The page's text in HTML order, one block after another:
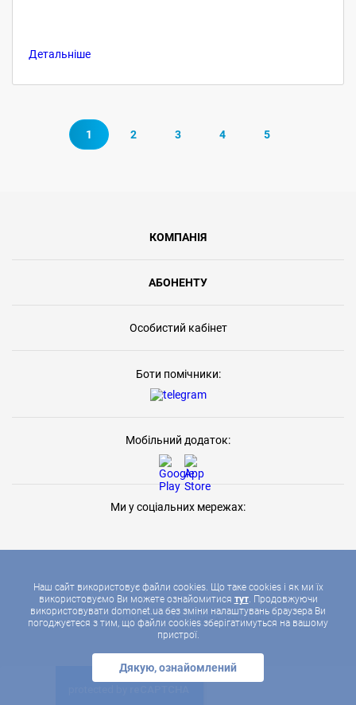
Наш сайт використовує файли cookies. Що таке cookies і як ми їх
використовуємо Ви можете ознайомитися тут. Продовжуючи
використовувати domonet.ua без зміни налаштувань браузера Ви
погоджуєтеся з тим, що файли cookies зберігатимуться на вашому
пристрої.
Дякую, ознайомлений
Детальніше
1 2 3 4 5
КОМПАНІЯ
АБОНЕНТУ
Особистий кабінет
Боти помічники:
Мобільний додаток:
Ми у соціальних мережах:
2026 © ДОМОНЕТ, УСІ ПРАВА ЗАХИЩЕНІ